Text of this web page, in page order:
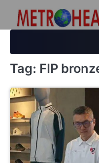
content
Tag: FIP